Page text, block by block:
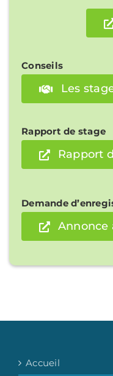
Conseils
Les
Rapport de stage
Rapport
Demande
Annonce
Accueil